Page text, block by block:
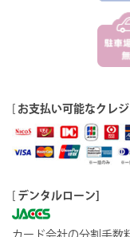
お支払い可能なクレ
[ デンタルローン]